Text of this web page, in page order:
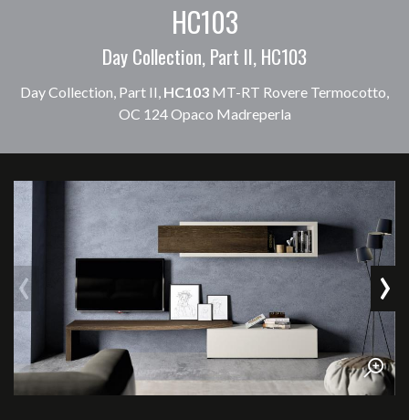
HC103
Day Collection, Part II, HC103
Day Collection, Part II, HC103 MT-RT Rovere Termocotto,
OC 124 Opaco Madreperla
‹ ›